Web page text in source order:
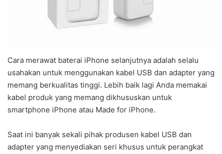
Cara merawat baterai iPhone selanjutnya adalah selalu
usahakan untuk menggunakan kabel USB dan adapter yang
memang berkualitas tinggi. Lebih baik lagi Anda memakai
kabel produk yang memang dikhususkan untuk
smartphone iPhone atau Made for iPhone.
Saat ini banyak sekali pihak produsen kabel USB dan
adapter yang menyediakan seri khusus untuk perangkat